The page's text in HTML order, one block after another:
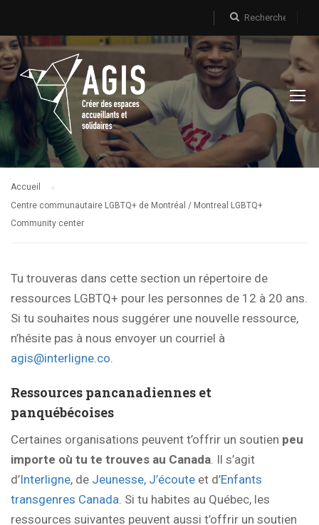
Accueil
Centre communautaire LGBTQ+ de Montréal / Montreal LGBTQ+
Community center
Tu trouveras dans cette section un répertoire de
ressources LGBTQ+ pour les personnes de 12 à 20 ans.
Si tu souhaites nous suggérer une nouvelle ressource,
n’hésite pas à nous envoyer un courriel à
agis@interligne.co.
Ressources pancanadiennes et
panquébécoises
Certaines organisations peuvent t’offrir un soutien peu
importe où tu te trouves au Canada. Il s’agit
d’Interligne, de Jeunesse, J’écoute et d’Enfants
transgenres Canada. Si tu habites au Québec, les
ressources suivantes peuvent aussi t’offrir un soutien